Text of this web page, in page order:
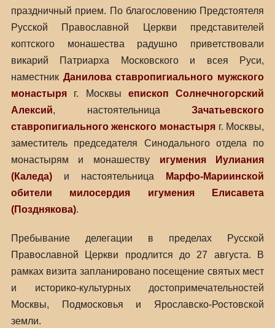
праздничный прием. По благословению Предстоятеля
Русской Православной Церкви представителей
коптского монашества радушно приветствовали
викарий Патриарха Московского и всея Руси,
наместник Данилова ставропигиального мужского
монастыряг. Москвы епископ Солнечногорский
Алексий, настоятельницаЗачатьевского
ставропигиального женского монастыря г. Москвы,
заместитель председателя Синодального отдела по
монастырям и монашеству игумения Иулиания
(Каледа)и настоятельница
Марфо-Мариинской
обители милосердия
игумения Елисавета
(Позднякова).
Пребывание делегации в пределах Русской
Православной Церкви продлится до 27 августа. В
рамках визита запланировано посещение святых мест
и историко-культурных достопримечательностей
Москвы, Подмосковья и Ярославско-Ростовской
земли.